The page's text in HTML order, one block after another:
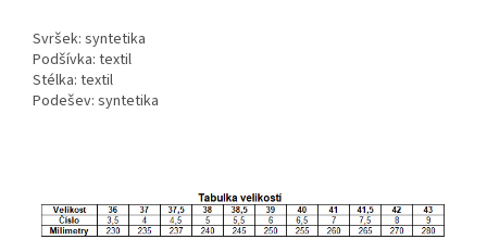
Svršek: syntetika
Podšívka: textil
Stélka: textil
Podešev: syntetika